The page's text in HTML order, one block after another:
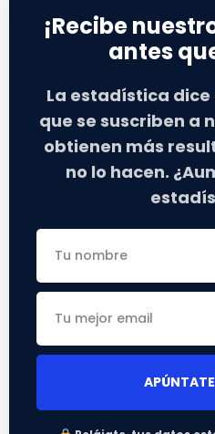
¡Recibe
antes
La estadística
que se suscriben a
obtienen más
no lo hacen.